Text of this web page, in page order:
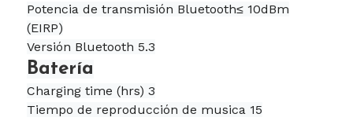
Potencia de transmisión Bluetooth≤ 10dBm
(EIRP)
Versión Bluetooth 5.3
Batería
Charging time (hrs) 3
Tiempo de reproducción de musica 15